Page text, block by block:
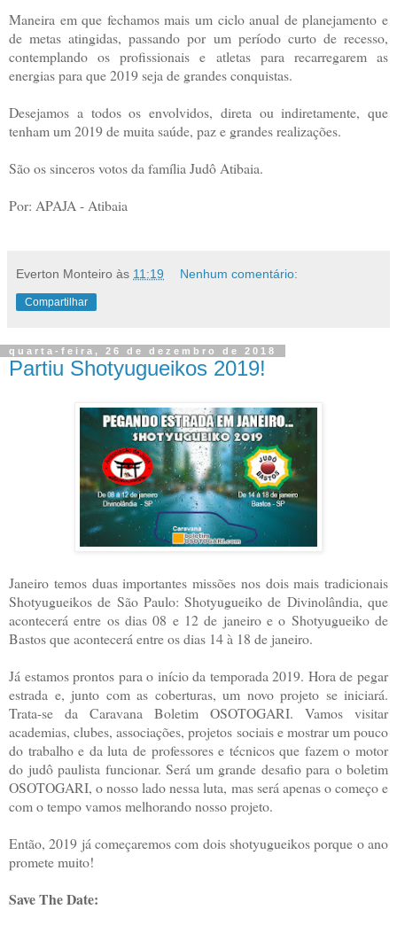
Maneira em que fechamos mais um ciclo anual de planejamento e
de metas atingidas, passando por um período curto de recesso,
contemplando os profissionais e atletas para recarregarem as
energias para que 2019 seja de grandes conquistas.
Desejamos a todos os envolvidos, direta ou indiretamente, que
tenham um 2019 de muita saúde, paz e grandes realizações.
São os sinceros votos da família Judô Atibaia.
Por: APAJA - Atibaia
Everton Monteiro às 11:19 Nenhum comentário:
Compartilhar
quarta-feira, 26 de dezembro de 2018
Partiu Shotyugueikos 2019!
Janeiro temos duas importantes missões nos dois mais tradicionais
Shotyugueikos de São Paulo: Shotyugueiko de Divinolândia, que
acontecerá entre os dias 08 e 12 de janeiro e o Shotyugueiko de
Bastos que acontecerá entre os dias 14 à 18 de janeiro.
Já estamos prontos para o início da temporada 2019. Hora de pegar
estrada e, junto com as coberturas, um novo projeto se iniciará.
Trata-se da Caravana Boletim OSOTOGARI. Vamos visitar
academias, clubes, associações, projetos sociais e mostrar um pouco
do trabalho e da luta de professores e técnicos que fazem o motor
do judô paulista funcionar. Será um grande desafio para o boletim
OSOTOGARI, o nosso lado nessa luta, mas será apenas o começo e
com o tempo vamos melhorando nosso projeto.
Então, 2019 já começaremos com dois shotyugueikos porque o ano
promete muito!
Save The Date: